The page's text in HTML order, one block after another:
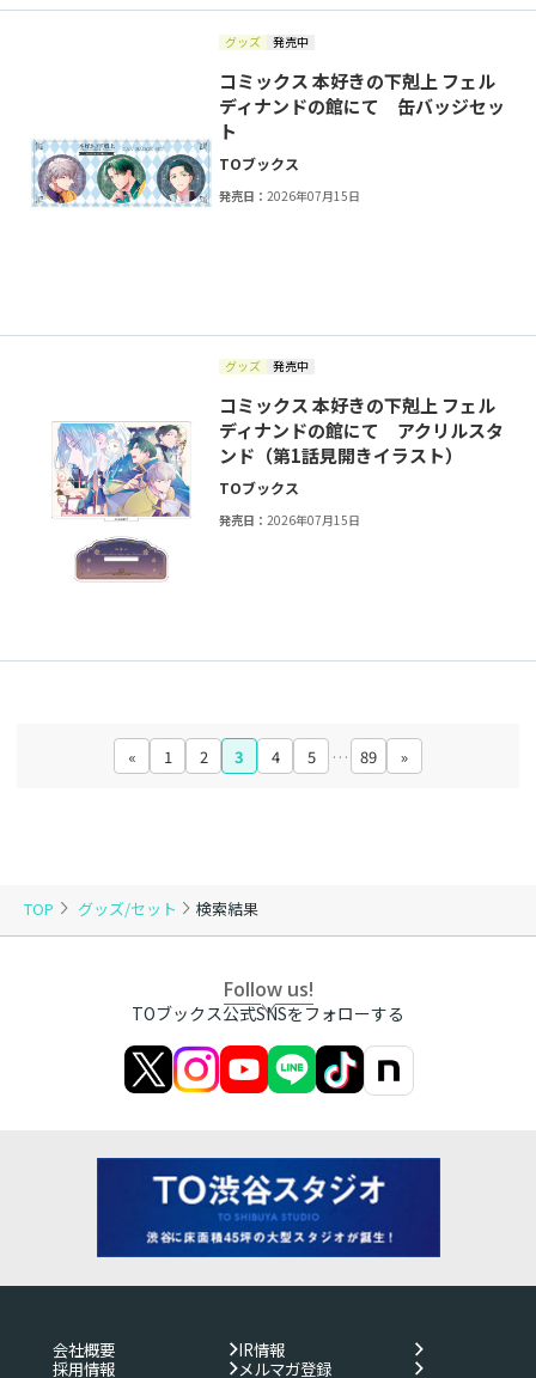
TOP グッズ/セット 検索結果
グッズ 発売中
コミックス 本好きの下剋上 フェル
ディナンドの館にて 缶バッジセッ
ト
TOブックス
発売日：2026年07月15日
グッズ 発売中
コミックス 本好きの下剋上 フェル
ディナンドの館にて アクリルスタ
ンド（第1話見開きイラスト）
TOブックス
発売日：2026年07月15日
« 1 2 3 4 5 … 89 »
Follow us!
TOブックス公式SNSをフォローする
会社概要
IR情報
採用情報
メルマガ登録